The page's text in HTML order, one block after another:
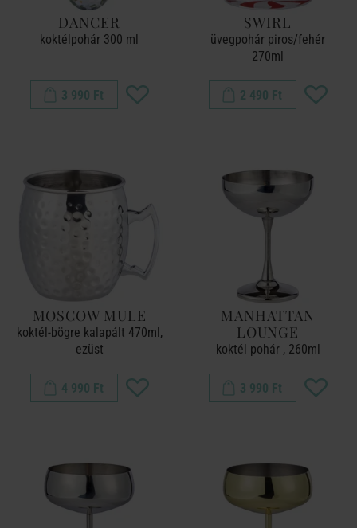
DANCER
koktélpohár 300 ml
3 990 Ft
SWIRL
üvegpohár piros/fehér
270ml
2 490 Ft
MOSCOW MULE
koktél-bögre kalapált 470ml,
ezüst
4 990 Ft
MANHATTAN
LOUNGE
koktél pohár , 260ml
3 990 Ft